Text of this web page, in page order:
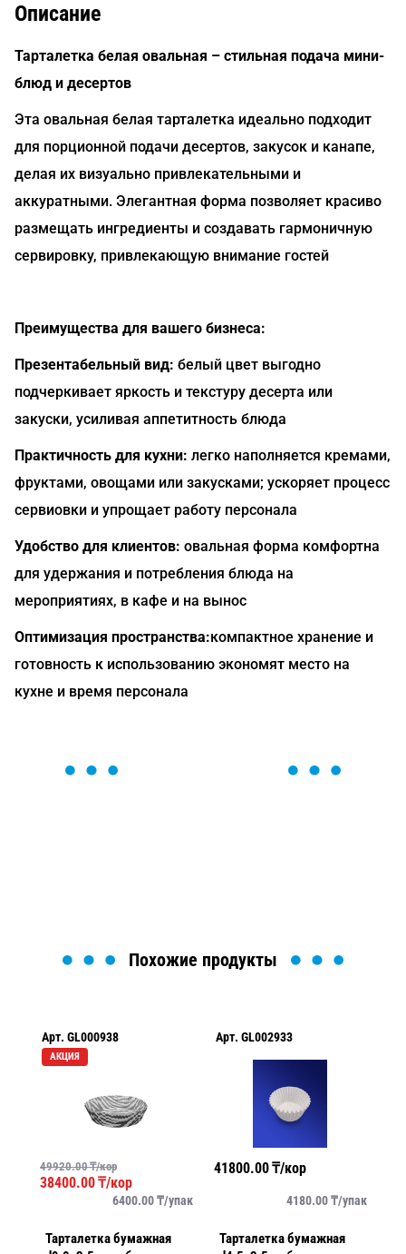
Описание
Тарталетка белая овальная – стильная подача мини-
блюд и десертов
Эта овальная белая тарталетка идеально подходит
для порционной подачи десертов, закусок и канапе,
делая их визуально привлекательными и
аккуратными. Элегантная форма позволяет красиво
размещать ингредиенты и создавать гармоничную
сервировку, привлекающую внимание гостей
Преимущества для вашего бизнеса:
Презентабельный вид: белый цвет выгодно
подчеркивает яркость и текстуру десерта или
закуски, усиливая аппетитность блюда
Практичность для кухни: легко наполняется кремами,
фруктами, овощами или закусками; ускоряет процесс
сервиовки и упрощает работу персонала
Удобство для клиентов: овальная форма комфортна
для удержания и потребления блюда на
мероприятиях, в кафе и на вынос
Оптимизация пространства:компактное хранение и
готовность к использованию экономят место на
кухне и время персонала
Похожие продукты
Арт. GL000938
АКЦИЯ
49920.00₸/кор
38400.00₸/кор
6400.00₸/упак
Тарталетка бумажная
Арт. GL002933
41800.00₸/кор
4180.00₸/упак
Тарталетка бумажная